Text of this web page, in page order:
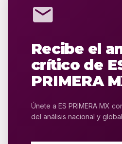
mail
Recibe el
crítico de
PRIMERA
Únete a ES PRIMERA MX
del análisis nacional y